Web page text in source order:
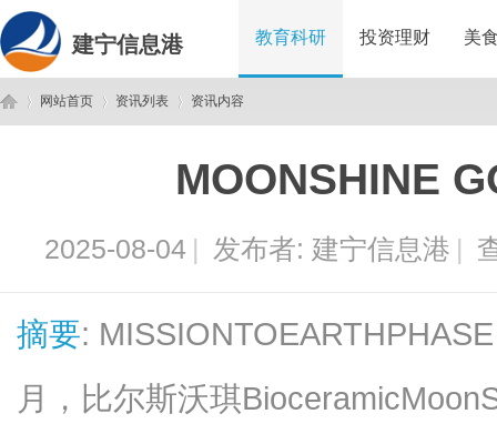
建宁信息港 教育科研 投资理财 美
网站首页 资讯列表 资讯内容
MOONSHINE
2025-08-04 | 发布者: 建宁信息港 |
摘要:
月，比尔斯沃琪